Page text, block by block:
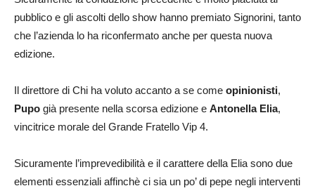
pubblico e gli ascolti dello show hanno premiato Signorini, tanto
che l’azienda lo ha riconfermato anche per questa nuova
edizione.
Il direttore di Chi ha voluto accanto a se come opinionisti,
Pupo già presente nella scorsa edizione e Antonella Elia,
vincitrice morale del Grande Fratello Vip 4.
Sicuramente l’imprevedibilità e il carattere della Elia sono due
elementi essenziali affinchè ci sia un po’ di pepe negli interventi